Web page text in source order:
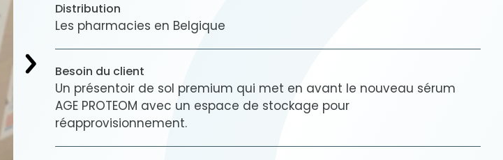
Distribution
Les pharmacies en Belgique
Besoin du client
Un présentoir de sol premium qui met en avant le nouveau sérum
AGE PROTEOM avec un espace de stockage pour
réapprovisionnement.